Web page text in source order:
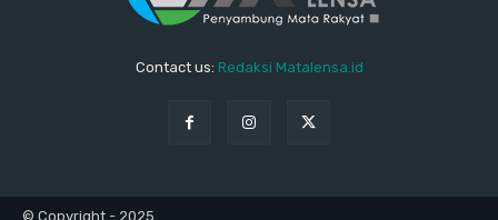
Contact us: Redaksi Matalensa.id
© Copyright - 2025